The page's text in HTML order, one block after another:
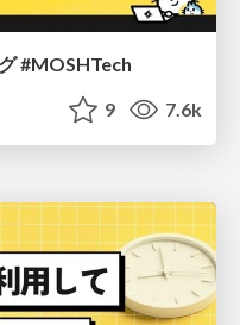
#MOSHTech
9 7.6k